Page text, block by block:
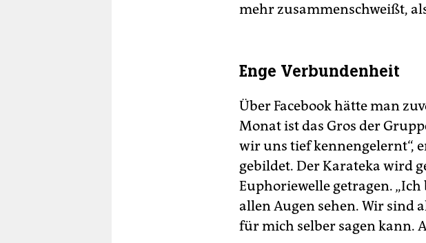
mehr zusammenschweißt,
Enge Verbundenheit
Über Facebook hätte man
Monat ist das Gros der
wir uns tief kennengelernt“,
gebildet. Der Karateka wird
Euphoriewelle getragen.
allen Augen sehen. Wir sind
für mich selber sagen kann.